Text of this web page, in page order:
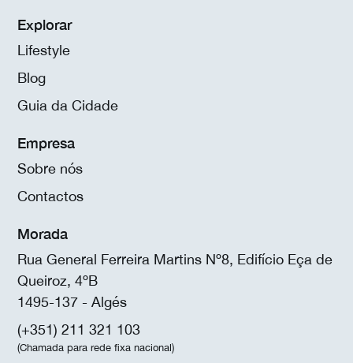
Explorar
Lifestyle
Blog
Guia da Cidade
Empresa
Sobre nós
Contactos
Morada
Rua General Ferreira Martins Nº8, Edifício Eça de
Queiroz, 4ºB
1495-137 - Algés
(+351) 211 321 103
(Chamada para rede fixa nacional)